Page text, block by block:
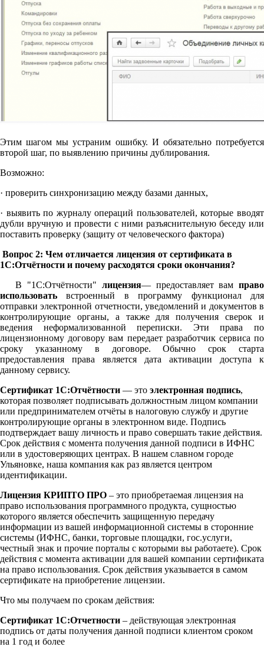
Этим шагом мы устраним ошибку. И обязательно потребуется
второй шаг, по выявлению причины дублирования.
Возможно:
· проверить синхронизацию между базами данных,
· выявить по журналу операций пользователей, которые вводят
дубли вручную и провести с ними разъяснительную беседу или
поставить проверку (защиту от человеческого фактора)
Вопрос 2: Чем отличается лицензия от сертификата в
1С:Отчётности и почему расходятся сроки окончания?
В "1С:Отчётности" лицензия— предоставляет вам право
использовать встроенный в программу функционал для
отправки электронной отчетности, уведомлений и документов в
контролирующие органы, а также для получения сверок и
ведения неформализованной переписки. Эти права по
лицензионному договору вам передает разработчик сервиса по
сроку указанному в договоре. Обычно срок старта
предоставления права является дата активации доступа к
данному сервису.
Сертификат 1С:Отчётности — это электронная подпись,
которая позволяет подписывать должностным лицом компании
или предпринимателем отчёты в налоговую службу и другие
контролирующие органы в электронном виде. Подпись
подтверждает вашу личность и право совершать такие действия.
Срок действия с момента получения данной подписи в ИФНС
или в удостоверяющих центрах. В нашем славном городе
Ульяновке, наша компания как раз является центром
идентификации.
Лицензия КРИПТО ПРО – это приобретаемая лицензия на
право использования программного продукта, сущностью
которого является обеспечить защищенную передачу
информации из вашей информационной системы в сторонние
системы (ИФНС, банки, торговые площадки, гос.услуги,
честный знак и прочие порталы с которыми вы работаете). Срок
действия с момента активации для вашей компании сертификата
на право использования. Срок действия указывается в самом
сертификате на приобретение лицензии.
Что мы получаем по срокам действия:
Сертификат 1С:Отчетности – действующая электронная
подпись от даты получения данной подписи клиентом сроком
на 1 год и более